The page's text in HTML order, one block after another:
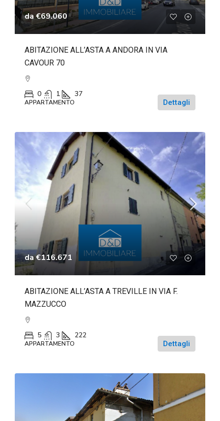
da €69.060
ABITAZIONE ALL’ASTA A ANDORA IN VIA
CAVOUR 70
0 1 37
APPARTAMENTO Dettagli
da€116.671
ABITAZIONE ALL’ASTA A TREVILLE IN VIA F.
MAZZUCCO
5 3 222
APPARTAMENTO Dettagli